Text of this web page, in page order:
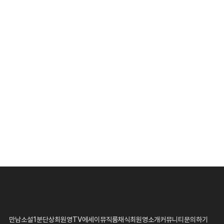
만남소설1분단상최원영TV에세이 뮤직룸채식최원영소개커뮤니티 문의하기